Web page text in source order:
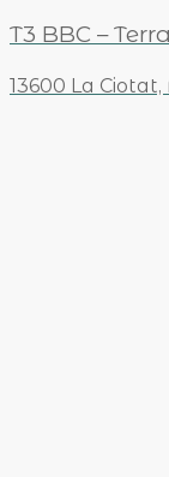
T3 BBC –
13600 La Ciotat,